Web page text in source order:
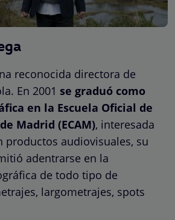
reconocida directora de
En 2001 se graduó como
en la Escuela Oficial de
Madrid (ECAM), interesada
productos audiovisuales, su
adentrarse en la
de todo tipo de
largometrajes, spots